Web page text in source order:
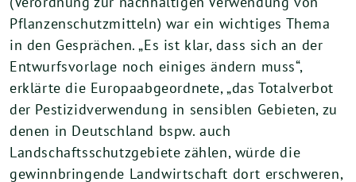
Pflanzenschutzmitteln) war ein wichtiges Thema
in den Gesprächen. „Es ist klar, dass sich an der
Entwurfsvorlage noch einiges ändern muss“,
erklärte die Europaabgeordnete, „das Totalverbot
der Pestizidverwendung in sensiblen Gebieten, zu
denen in Deutschland bspw. auch
Landschaftsschutzgebiete zählen, würde die
gewinnbringende Landwirtschaft dort erschweren,